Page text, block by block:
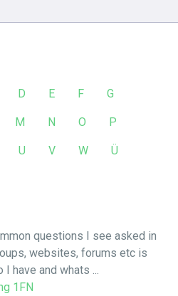
D E F G
M N O P
U V W Ü
questions I see asked in
websites, forums etc is
have and whats ...
1FN